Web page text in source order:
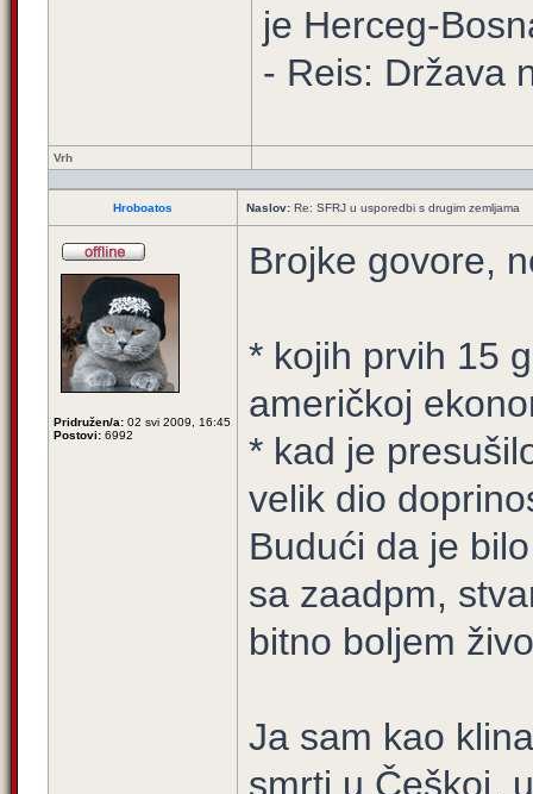
je Herceg-
- Reis: Država
Vrh
Hroboatos Naslov: Re: SFRJ u usporedbi s drugim zemljama
Pridružen/a: 02 svi 2009, 16:45
Postovi: 6992
Brojke govore,
* kojih prvih 15
američkoj
* kad je
velik dio
Budući da je
sa zaadpm,
bitno boljem
Ja sam kao
smrti u Češkoj,